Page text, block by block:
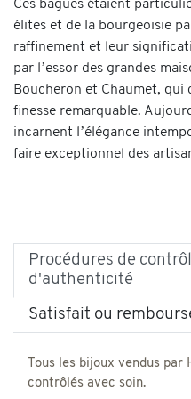
Ces bagues étaient
élites et de la bourgeoisie
raffinement et leur
par l’essor des grandes
Boucheron et Chaumet, qui
finesse remarquable.
incarnent l’élégance
faire exceptionnel des
Procédures de
d'authenticité
Satisfait ou
Tous les bijoux vendus par
contrôlés avec soin.